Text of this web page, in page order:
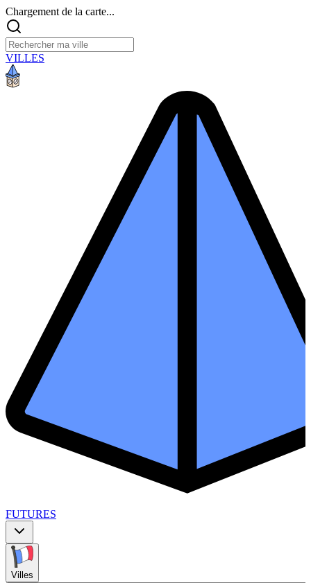
Chargement de la carte...
VILLES
FUTURES
Villes